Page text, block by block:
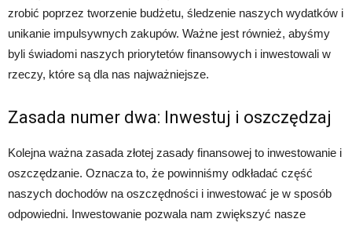
zrobić poprzez tworzenie budżetu, śledzenie naszych wydatków i
unikanie impulsywnych zakupów. Ważne jest również, abyśmy
byli świadomi naszych priorytetów finansowych i inwestowali w
rzeczy, które są dla nas najważniejsze.
Zasada numer dwa: Inwestuj i oszczędzaj
Kolejna ważna zasada złotej zasady finansowej to inwestowanie i
oszczędzanie. Oznacza to, że powinniśmy odkładać część
naszych dochodów na oszczędności i inwestować je w sposób
odpowiedni. Inwestowanie pozwala nam zwiększyć nasze